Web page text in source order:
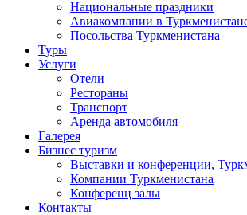
Национальные праздники
Авиакомпании в
Посольства Туркменистана
Туры
Услуги
Отели
Рестораны
Транспорт
Аренда автомобиля
Галерея
Бизнес туризм
Выставки и конференции,
Компании Туркменистана
Конференц залы
Контакты